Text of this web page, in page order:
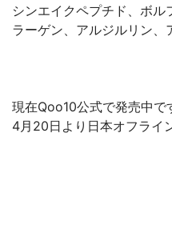
シンエイクペプチド、ボル
ラーゲン、アルジルリン、
現在Qoo10公式で発売中で
4月20日より日本オフライ